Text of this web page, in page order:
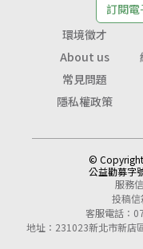
訂閱電
環境徵才
About us
常見問題
隱私權政策
© Copyright
公益勸募字
服務
投稿信
客服電話：
地址：231023新北市新店